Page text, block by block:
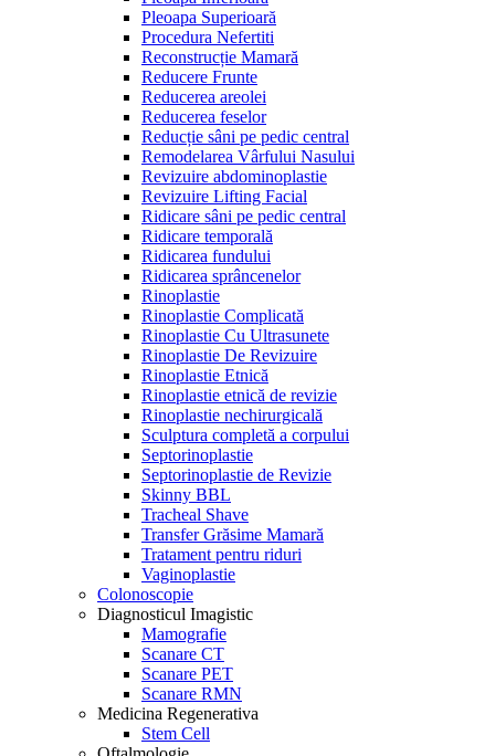
Pleoapa Superioară
Procedura Nefertiti
Reconstrucție Mamară
Reducere Frunte
Reducerea areolei
Reducerea feselor
Reducție sâni pe pedic central
Remodelarea Vârfului Nasului
Revizuire abdominoplastie
Revizuire Lifting Facial
Ridicare sâni pe pedic central
Ridicare temporală
Ridicarea fundului
Ridicarea sprâncenelor
Rinoplastie
Rinoplastie Complicată
Rinoplastie Cu Ultrasunete
Rinoplastie De Revizuire
Rinoplastie Etnică
Rinoplastie etnică de revizie
Rinoplastie nechirurgicală
Sculptura completă a corpului
Septorinoplastie
Septorinoplastie de Revizie
Skinny BBL
Tracheal Shave
Transfer Grăsime Mamară
Tratament pentru riduri
Vaginoplastie
Colonoscopie
Diagnosticul Imagistic
Mamografie
Scanare CT
Scanare PET
Scanare RMN
Medicina Regenerativa
Stem Cell